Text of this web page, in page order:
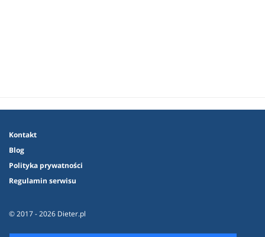
Kontakt
Blog
Polityka prywatności
Regulamin serwisu
© 2017 - 2026 Dieter.pl